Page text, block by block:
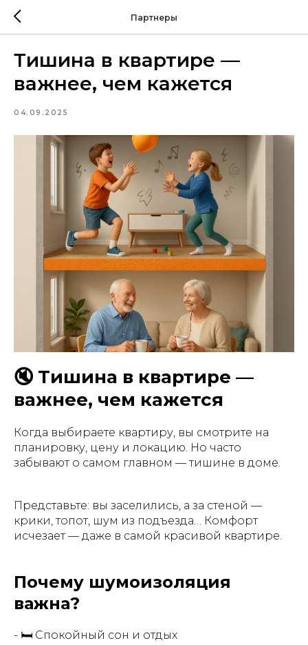
Партнеры
Тишина в квартире —
важнее, чем кажется
04.09.2025
🔇 Тишина в квартире —
важнее, чем кажется
Когда выбираете квартиру, вы смотрите на
планировку, цену и локацию. Но часто
забывают о самом главном — тишине в доме.
Представьте: вы заселились, а за стеной —
крики, топот, шум из подъезда… Комфорт
исчезает — даже в самой красивой квартире.
Почему шумоизоляция
важна?
- 🛏 Спокойный сон и отдых